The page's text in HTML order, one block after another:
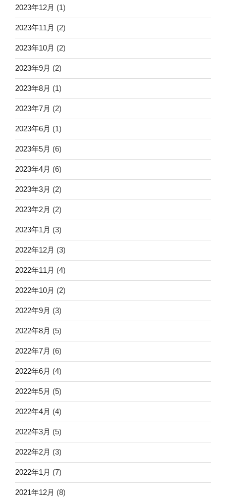
2023年12月 (1)
2023年11月 (2)
2023年10月 (2)
2023年9月 (2)
2023年8月 (1)
2023年7月 (2)
2023年6月 (1)
2023年5月 (6)
2023年4月 (6)
2023年3月 (2)
2023年2月 (2)
2023年1月 (3)
2022年12月 (3)
2022年11月 (4)
2022年10月 (2)
2022年9月 (3)
2022年8月 (5)
2022年7月 (6)
2022年6月 (4)
2022年5月 (5)
2022年4月 (4)
2022年3月 (5)
2022年2月 (3)
2022年1月 (7)
2021年12月 (8)